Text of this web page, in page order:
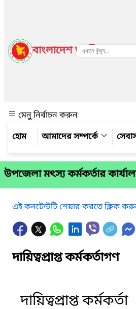
বাংলাদেশ জাতীয় তথ্য
মেনু নির্বাচন করুন
আমাদের সম্পর্কে
উপজেলা মৎস্য কর্মকর্তার
এই কনটেন্টটি শেয়ার করতে ক্লিক
দায়িত্বপ্রাপ্ত কর্মকর্তাগণ
দায়িত্বপ্রাপ্ত কর্মকর্তা